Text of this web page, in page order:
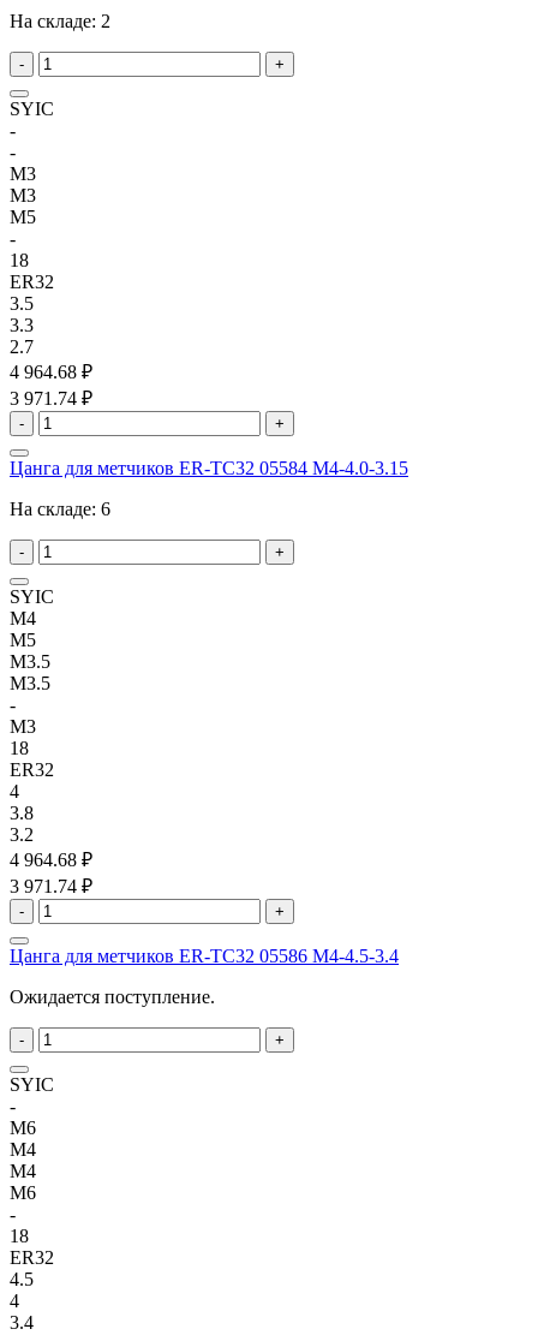
На складе: 2
- +
SYIC
-
-
M3
M3
M5
-
18
ER32
3.5
3.3
2.7
4 964.68 ₽
3 971.74 ₽
- +
Цанга для метчиков ER-TC32 05584 M4-4.0-3.15
На складе: 6
- +
SYIC
M4
M5
M3.5
M3.5
-
M3
18
ER32
4
3.8
3.2
4 964.68 ₽
3 971.74 ₽
- +
Цанга для метчиков ER-TC32 05586 M4-4.5-3.4
Ожидается поступление.
- +
SYIC
-
M6
M4
M4
M6
-
18
ER32
4.5
4
3.4